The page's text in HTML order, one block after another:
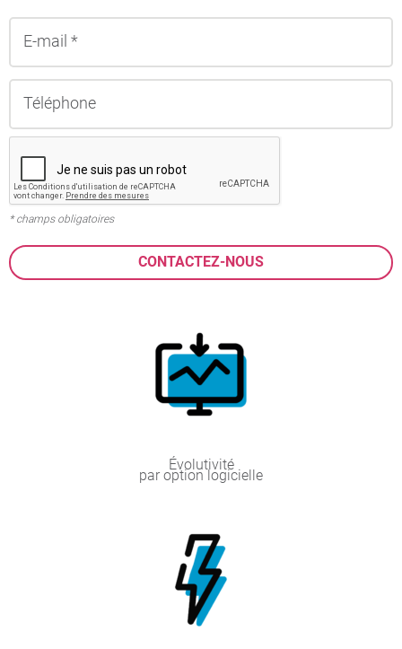
* champs obligatoires
Évolutivité
par option logicielle